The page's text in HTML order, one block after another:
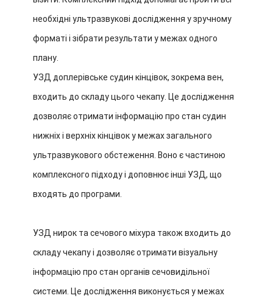
необхідні ультразвукові дослідження у зручному
форматі і зібрати результати у межах одного
плану.
УЗД доплерівське судин кінцівок, зокрема вен,
входить до складу цього чекапу. Це дослідження
дозволяє отримати інформацію про стан судин
нижніх і верхніх кінцівок у межах загального
ультразвукового обстеження. Воно є частиною
комплексного підходу і доповнює інші УЗД, що
входять до програми.
УЗД нирок та сечового міхура також входить до
складу чекапу і дозволяє отримати візуальну
інформацію про стан органів сечовидільної
системи. Це дослідження виконується у межах